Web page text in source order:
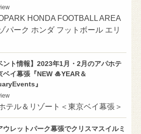
HONDA FOOTBALL AREA
パーク ホンダ フットボール エリ
ント情報】2023年1月・2月のアパホテ
ベイ幕張『NEW 🎍YEAR＆
』
テル＆リゾート＜東京ベイ幕張＞
ウレットパーク幕張でクリスマスイルミ